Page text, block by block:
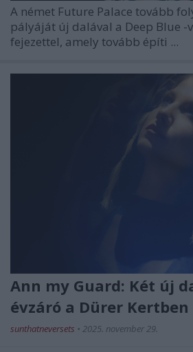
A német Future Palace tovább
pályáját új dalával a Deep Blue -
fejezettel, amely tovább építi ...
Ann my Guard: Két új
évzáró a Dürer Kertben
sunthatneversets • 2025. november 29.